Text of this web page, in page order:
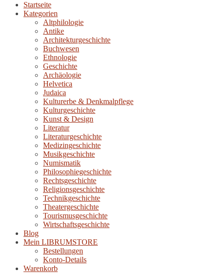
Startseite
Kategorien
Altphilologie
Antike
Architekturgeschichte
Buchwesen
Ethnologie
Geschichte
Archäologie
Helvetica
Judaica
Kulturerbe & Denkmalpflege
Kulturgeschichte
Kunst & Design
Literatur
Literaturgeschichte
Medizingeschichte
Musikgeschichte
Numismatik
Philosophiegeschichte
Rechtsgeschichte
Religionsgeschichte
Technikgeschichte
Theatergeschichte
Tourismusgeschichte
Wirtschaftsgeschichte
Blog
Mein LIBRUMSTORE
Bestellungen
Konto-Details
Warenkorb